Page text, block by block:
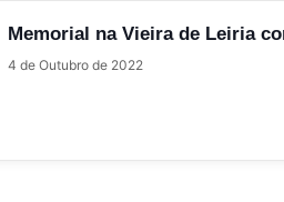
Memorial na Vieira de Leiria
4 de Outubro de 2022